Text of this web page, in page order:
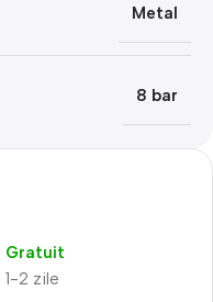
Metal
8 bar
1-2 zile
Gratuit